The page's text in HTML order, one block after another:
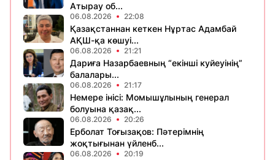
Атырау об...
06.08.2026 22:08
Қазақстаннан кеткен Нұртас Адамбай
АҚШ-қа көшуі...
06.08.2026 21:21
Дариға Назарбаевның “екінші куйеуінің”
балалары...
06.08.2026 21:17
Немере інісі: Момышұлының генерал
болуына қазақ...
06.08.2026 20:26
Ерболат Тоғызақов: Пәтерімнің
жоқтығынан үйленб...
06.08.2026 20:19